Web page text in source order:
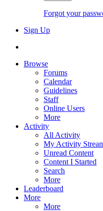
Forgot your
Sign Up
Browse
Forums
Calendar
Guidelines
Staff
Online Users
More
Activity
All Activity
My Activity
Unread Content
Content I Started
Search
More
Leaderboard
More
More